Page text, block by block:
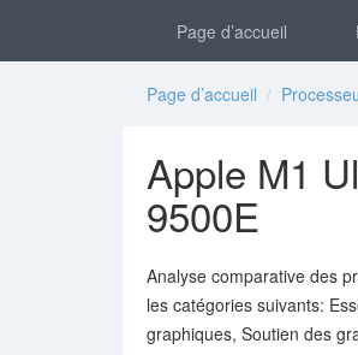
Page d’accueil
Page d’accueil /
Apple M1
9500E
Analyse comparative des
les catégories suivants:
graphiques, Soutien des